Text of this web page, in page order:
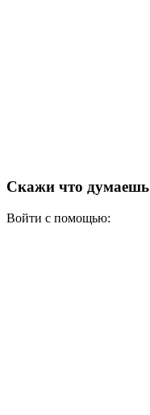
Скажи что думаешь
Войти с помощью: